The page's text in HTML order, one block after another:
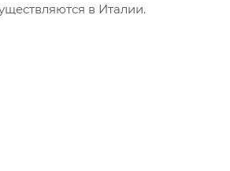
в Италии.